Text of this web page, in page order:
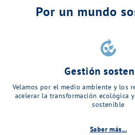
Por un mundo
compost
Gestión
Velamos por el medio ambiente y los
acelerar la transformación ecológica
sostenible
Saber más...